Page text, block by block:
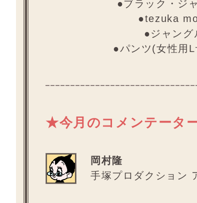
●ブラック・ジ
●tezuka
●ジャン
●パンツ(女性用
★今月のコメンテータ
岡村隆
手塚プロダクション